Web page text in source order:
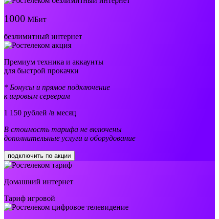
1000 МБит
безлимитный интернет
Премиум техника и аккаунты
для быстрой прокачки
* Бонусы и прямое подключение
к игровым серверам
1 150 рублей /в месяц
В стоимость тарифа не включены
дополнительные услуги и оборудование
подключить по акции
Домашний интернет
Тариф игровой